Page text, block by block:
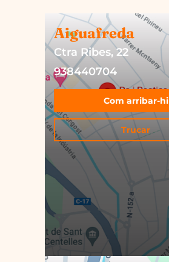
Aiguafreda
Ctra Ribes, 22
938440704
Com arribar-hi
Trucar